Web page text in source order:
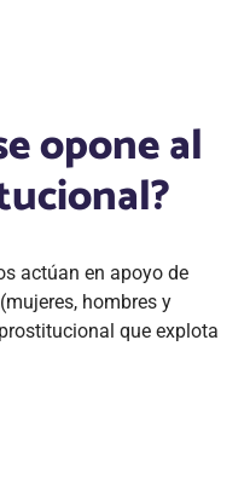
opone al
actúan en apoyo de
hombres y
que explota